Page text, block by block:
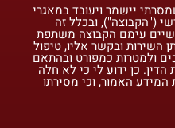
יישמר ויעובד במאגרי
("הקבוצה"), ובכלל זה
עימם הקבוצה משתפת
השירות ובקשר אליו, טיפול
ולמטרות כמפורט ובהתאם
הדין. כן ידוע לי כי לא חלה
המידע האמור, וכי מסירתו